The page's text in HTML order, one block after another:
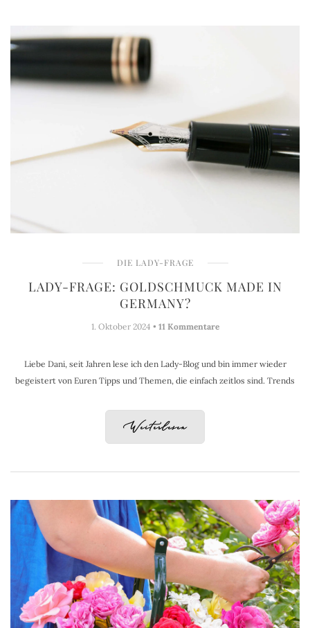
DIE LADY-FRAGE
LADY-FRAGE: GOLDSCHMUCK MADE IN
GERMANY?
1. Oktober 2024 • 11 Kommentare
Liebe Dani, seit Jahren lese ich den Lady-Blog und bin immer wieder
begeistert von Euren Tipps und Themen, die einfach zeitlos sind. Trends
Weiterlesen